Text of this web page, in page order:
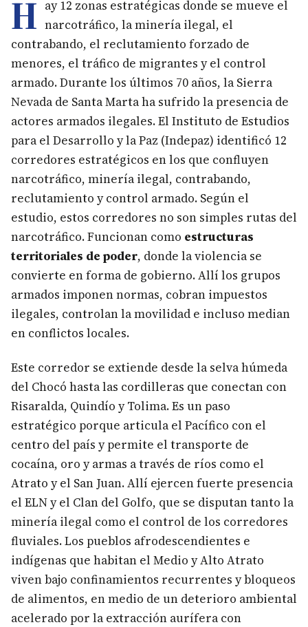
H ay 12 zonas estratégicas donde se mueve el
narcotráfico, la minería ilegal, el
contrabando, el reclutamiento forzado de
menores, el tráfico de migrantes y el control
armado. Durante los últimos 70 años, la Sierra
Nevada de Santa Marta ha sufrido la presencia de
actores armados ilegales. El Instituto de Estudios
para el Desarrollo y la Paz (Indepaz) identificó 12
corredores estratégicos en los que confluyen
narcotráfico, minería ilegal, contrabando,
reclutamiento y control armado. Según el
estudio, estos corredores no son simples rutas del
narcotráfico. Funcionan como estructuras
territoriales de poder, donde la violencia se
convierte en forma de gobierno. Allí los grupos
armados imponen normas, cobran impuestos
ilegales, controlan la movilidad e incluso median
en conflictos locales.
Este corredor se extiende desde la selva húmeda
del Chocó hasta las cordilleras que conectan con
Risaralda, Quindío y Tolima. Es un paso
estratégico porque articula el Pacífico con el
centro del país y permite el transporte de
cocaína, oro y armas a través de ríos como el
Atrato y el San Juan. Allí ejercen fuerte presencia
el ELN y el Clan del Golfo, que se disputan tanto la
minería ilegal como el control de los corredores
fluviales. Los pueblos afrodescendientes e
indígenas que habitan el Medio y Alto Atrato
viven bajo confinamientos recurrentes y bloqueos
de alimentos, en medio de un deterioro ambiental
acelerado por la extracción aurífera con